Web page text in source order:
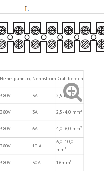
Nennspannung NennstromDrahtbereich
380V 3A 2,5 mm²
380V 3A 2,5-4,0 mm²
380V 6A 4,0-6,0 mm²
380V 10 A
6,0-10,0
mm²
380V 30A 16mm²